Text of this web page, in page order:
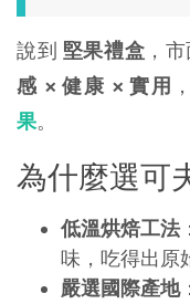
說到 堅果禮盒 ，
感 × 健康 × 實用
果。
為什麼選可
低溫烘焙工法
味，吃得出原
嚴選國際產地